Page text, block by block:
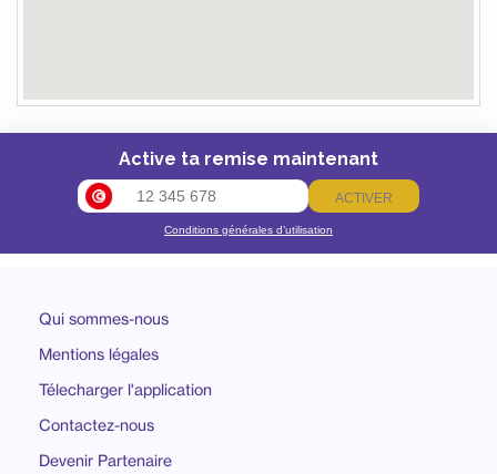
Active ta remise maintenant
ACTIVER
Conditions générales d’utilisation
Qui sommes-nous
Mentions légales
Télecharger l'application
Contactez-nous
Devenir Partenaire